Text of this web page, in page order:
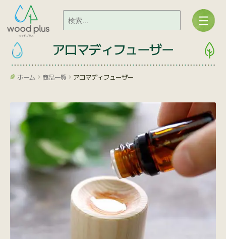
アロマディフューザー
ホーム 商品一覧 アロマディフューザー